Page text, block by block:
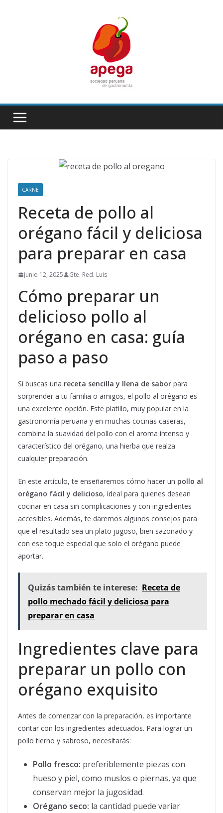
CARNE
Receta de pollo al
orégano fácil y deliciosa
para preparar en casa
junio 12, 2025 Gte. Red. Luis
Cómo preparar un
delicioso pollo al
orégano en casa: guía
paso a paso
Si buscas una receta sencilla y llena de sabor para
sorprender a tu familia o amigos, el pollo al orégano es
una excelente opción. Este platillo, muy popular en la
gastronomía peruana y en muchas cocinas caseras,
combina la suavidad del pollo con el aroma intenso y
característico del orégano, una hierba que realza
cualquier preparación.
En este artículo, te enseñaremos cómo hacer un pollo al
orégano fácil y delicioso, ideal para quienes desean
cocinar en casa sin complicaciones y con ingredientes
accesibles. Además, te daremos algunos consejos para
que el resultado sea un plato jugoso, bien sazonado y
con ese toque especial que solo el orégano puede
aportar.
Quizás también te interese: Receta de
pollo mechado fácil y deliciosa para
preparar en casa
Ingredientes clave para
preparar un pollo con
orégano exquisito
Antes de comenzar con la preparación, es importante
contar con los ingredientes adecuados. Para lograr un
pollo tierno y sabroso, necesitarás:
Pollo fresco: preferiblemente piezas con
hueso y piel, como muslos o piernas, ya que
conservan mejor la jugosidad.
Orégano seco: la cantidad puede variar